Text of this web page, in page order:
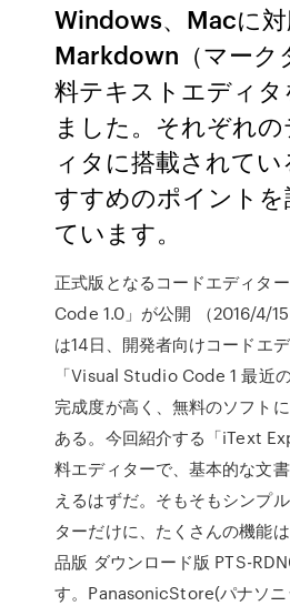
Windows、Macに対
Markdown（マーク
料テキストエディタ
ました。それぞれ
ィタに搭載されて
すすめのポイントを
ています。
正式版となるコードエディタ
Code 1.0」が公開 （2016/4/
は14日、開発者向けコードエ
「Visual Studio Code 1 最近
完成度が高く、無料のソフト
ある。今回紹介する「iText
料エディターで、基本的な文
えるはずだ。そもそもシンプ
ターだけに、たくさんの機能
品版 ダウンロード版 PTS-
す。PanasonicStore(パナソ